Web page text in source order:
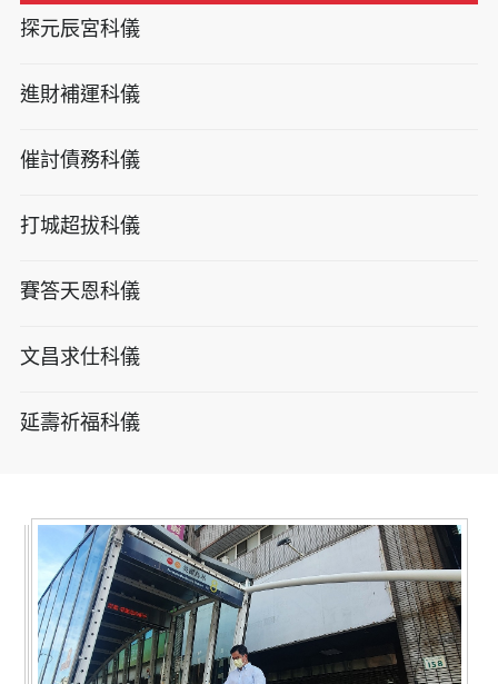
探元辰宮科儀
進財補運科儀
催討債務科儀
打城超拔科儀
賽答天恩科儀
文昌求仕科儀
延壽祈福科儀